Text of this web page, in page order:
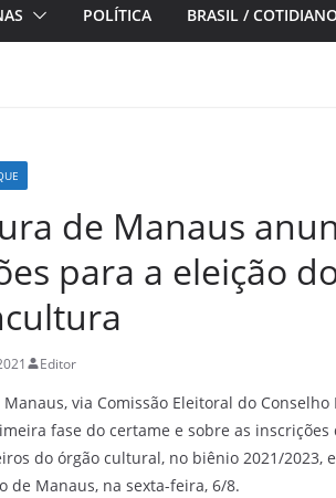
POLÍTICA BRASIL /
de Manaus
para a eleição
Editor
via Comissão Eleitoral do
fase do certame e sobre as
do órgão cultural, no biênio 2021/2023,
de Manaus, na sexta-feira, 6/8.